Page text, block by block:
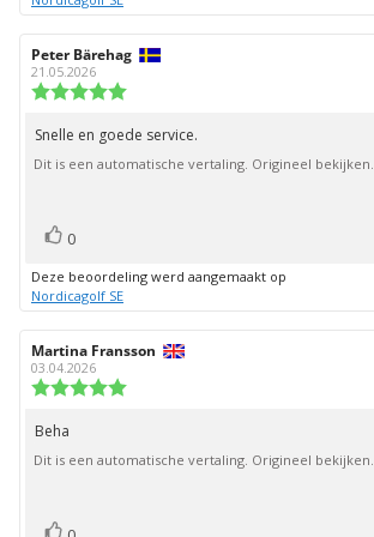
Auteur
van
deze
beoordeling:
Peter Bärehag
21.05.2026
uit
5
sterren
Beoordelingstekst:
Snelle en goede service.
Dit is een automatische vertaling. Origineel bekijken.
Stem
omhoog
0
Deze beoordeling werd aangemaakt op
Nordicagolf SE
Auteur
van
deze
beoordeling:
Martina Fransson
03.04.2026
sterren
Beoordelingstekst:
Beha
Dit is een automatische vertaling. Origineel bekijken.